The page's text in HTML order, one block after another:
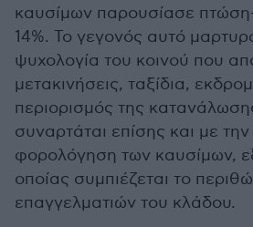
καυσίμων παρουσίασε
14%. Το γεγονός αυτό
ψυχολογία του κοινού που
μετακινήσεις, ταξίδια,
περιορισμός της
συναρτάται επίσης και με
φορολόγηση των καυσίμων,
οποίας συμπιέζεται το
επαγγελματιών του κλάδου.